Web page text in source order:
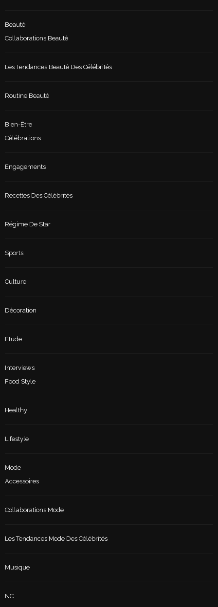
Beauté
Collaborations Beauté
Les Tendances Beauté Des Célébrités
Routine Beauté
Bien-Être
Célébrations
Engagements
Recettes Des Célébrités
Régime De Star
Sports
Culture
Décoration
Etude
Interviews
Food Style
Healthy
Lifestyle
Mode
Accessoires
Collaborations Mode
Les Tendances Mode Des Célébrités
Musique
NC